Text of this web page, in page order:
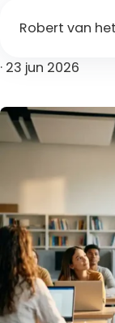
Robert van
· 23 jun 2026